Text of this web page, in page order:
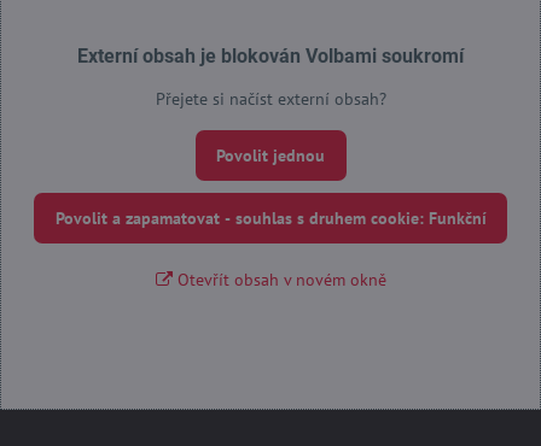
Externí obsah je blokován Volbami soukromí
Přejete si načíst externí obsah?
Povolit jednou
Povolit a zapamatovat - souhlas s druhem cookie: Funkční
Otevřít obsah v novém okně